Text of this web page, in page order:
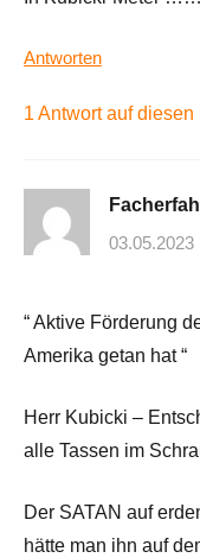
Antworten
1 Antwort auf
03.05.2023
“ Aktive Förderung
Amerika getan hat “
Herr Kubicki –
alle Tassen im
Der SATAN auf
hätte man ihn auf